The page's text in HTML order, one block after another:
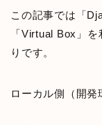
この記事では「
「Virtual Box」
りです。
ローカル側（開発